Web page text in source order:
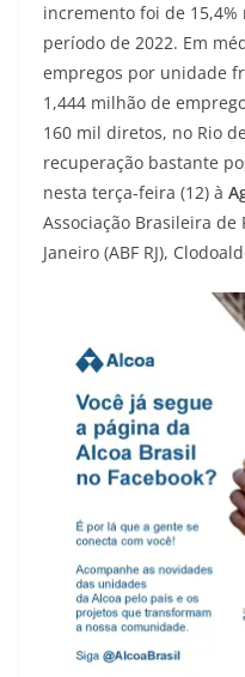
incremento foi de 15,4%
período de 2022. Em
empregos por unidade
1,444 milhão de
160 mil diretos, no Rio
recuperação bastante
nesta terça-feira (12) à
Associação Brasileira de
Janeiro (ABF RJ),